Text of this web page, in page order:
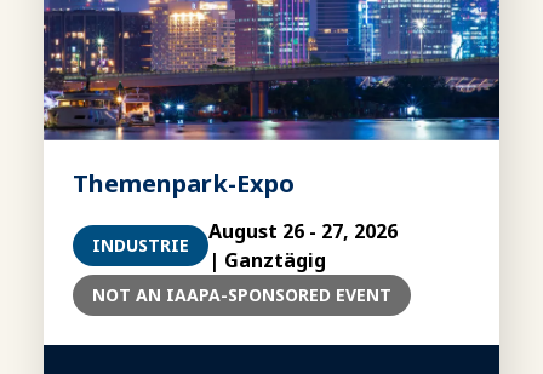
Themenpark-Expo
INDUSTRIE
August 26 - 27, 2026
| Ganztägig
NOT AN IAAPA-SPONSORED EVENT